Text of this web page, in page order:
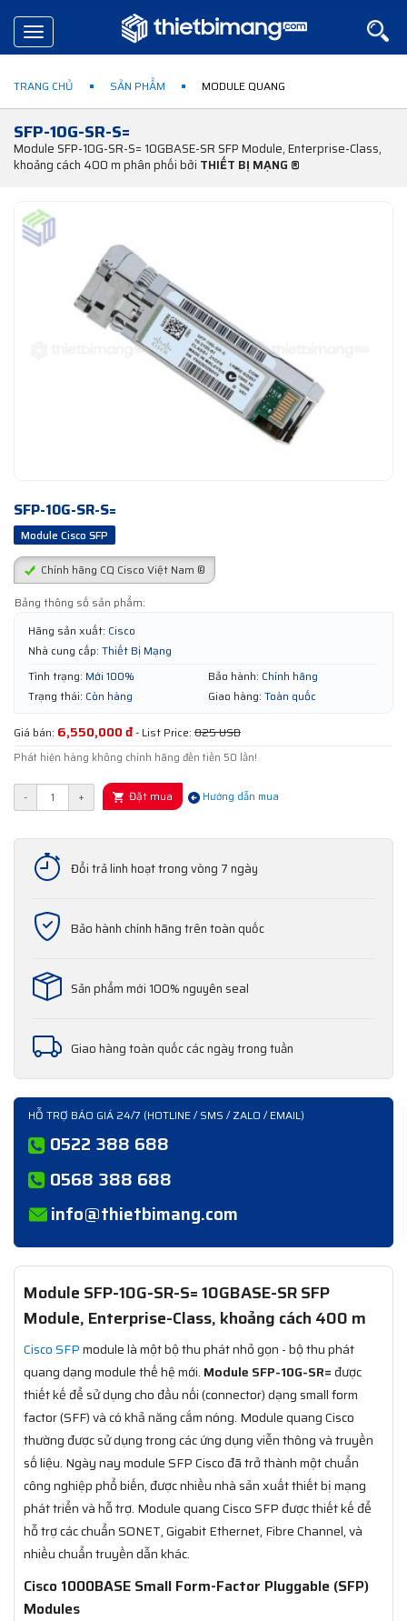
Toggle
navigation
TRANG CHỦ SẢN PHẨM MODULE QUANG
SFP-10G-SR-S=
Module SFP-10G-SR-S= 10GBASE-SR SFP Module, Enterprise-Class,
khoảng cách 400 m phân phối bởi THIẾT BỊ MẠNG ®
SFP-10G-SR-S=
Module Cisco SFP
Chính hãng CQ Cisco Việt Nam ®
Bảng thông số sản phẩm:
Hãng sản xuất: Cisco
Nhà cung cấp: Thiết Bị Mạng
Tình trạng: Mới 100% Bảo hành: Chính hãng
Trạng thái: Còn hàng Giao hàng: Toàn quốc
Giá bán: 6,550,000 đ- List Price: 825 USD
Phát hiện hàng không chính hãng đền tiền 50 lần!
- + Đặt mua Hướng dẫn mua
Đổi trả linh hoạt trong vòng 7 ngày
Bảo hành chính hãng trên toàn quốc
Sản phẩm mới 100% nguyên seal
Giao hàng toàn quốc các ngày trong tuần
HỖ TRỢ BÁO GIÁ 24/7 (HOTLINE / SMS / ZALO / EMAIL)
0522 388 688
0568 388 688
info@thietbimang.com
Module SFP-10G-SR-S= 10GBASE-SR SFP
Module, Enterprise-Class, khoảng cách 400 m​
Cisco SFPmodule là một bộ thu phát nhỏ gọn - bộ thu phát
quang dạng module thế hệ mới. Module SFP-10G-SR= được
thiết kế để sử dụng cho đầu nối (connector) dạng small form
factor (SFF) và có khả năng cắm nóng. Module quang Cisco
thường được sử dụng trong các ứng dụng viễn thông và truyền
số liệu. Ngày nay module SFP Cisco đã trở thành một chuẩn
công nghiệp phổ biến, được nhiều nhà sản xuất thiết bị mạng
phát triển và hỗ trợ. Module quang Cisco SFP được thiết kế để
hỗ trợ các chuẩn SONET, Gigabit Ethernet, Fibre Channel, và
nhiều chuẩn truyền dẫn khác.
Cisco 1000BASE Small Form-Factor Pluggable (SFP)
Modules